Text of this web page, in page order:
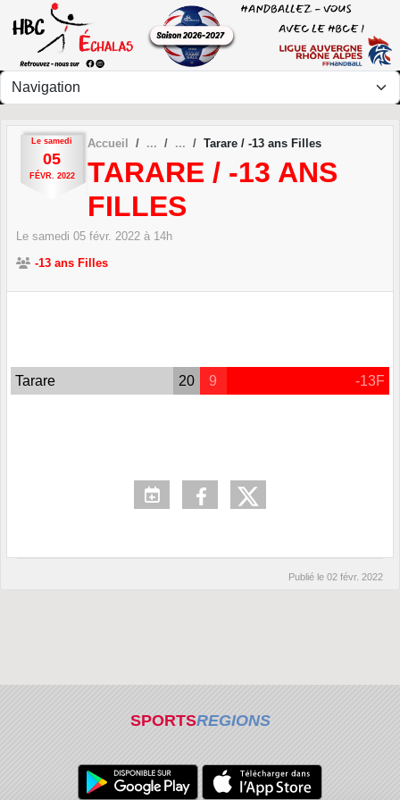
Le samedi
05
FÉVR. 2022
Accueil Tarare / -13 ans Filles
TARARE / -13 ANS
FILLES
Le samedi 05 févr. 2022 à 14h
-13 ans Filles
Tarare 20 9 -13F
Publié le 02 févr. 2022
SPORTSREGIONS
Panneau de gestion des cookies